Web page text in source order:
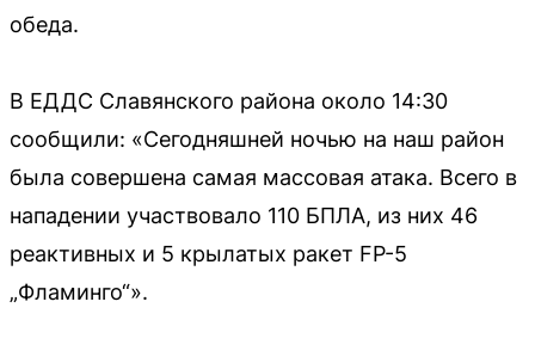
обеда.
В ЕДДС Славянского района около 14:30
сообщили: «Сегодняшней ночью на наш район
была совершена самая массовая атака. Всего в
нападении участвовало 110 БПЛА, из них 46
реактивных и 5 крылатых ракет FP-5
„Фламинго“».